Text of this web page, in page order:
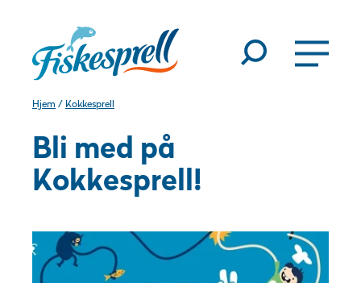
Hjem / Kokkesprell
Bli med på
Kokkesprell!